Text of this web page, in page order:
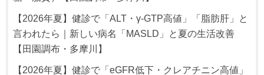
【2026年夏】健診で「ALT・γ-GTP高値」「脂肪肝」と
言われたら｜新しい病名「MASLD」と夏の生活改善
【田園調布・多摩川】
【2026年夏】健診で「eGFR低下・クレアチニン高値」